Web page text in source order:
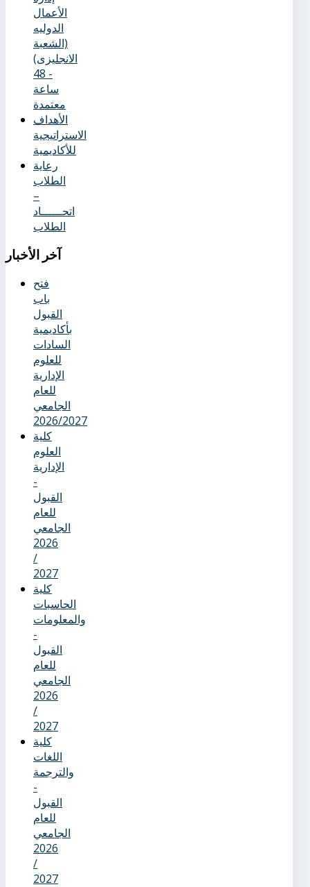
الأعمال
الدوليه
(الشعبة
الانجليزى)
- 48
ساعة
معتمدة
الأهداف
الاستراتيجية
للأكاديمية
رعاية
الطلاب
–
اتحــــــاد
الطلاب
آخر
الأخبار
فتح
باب
القبول
بأكاديمية
السادات
للعلوم
الإدارية
للعام
الجامعي
2026/2027
كلية
العلوم
الإدارية
-
القبول
للعام
الجامعي
2026
/
2027
كلية
الحاسبات
والمعلومات
-
القبول
للعام
الجامعي
2026
/
2027
كلية
اللغات
والترجمة
-
القبول
للعام
الجامعي
2026
/
2027